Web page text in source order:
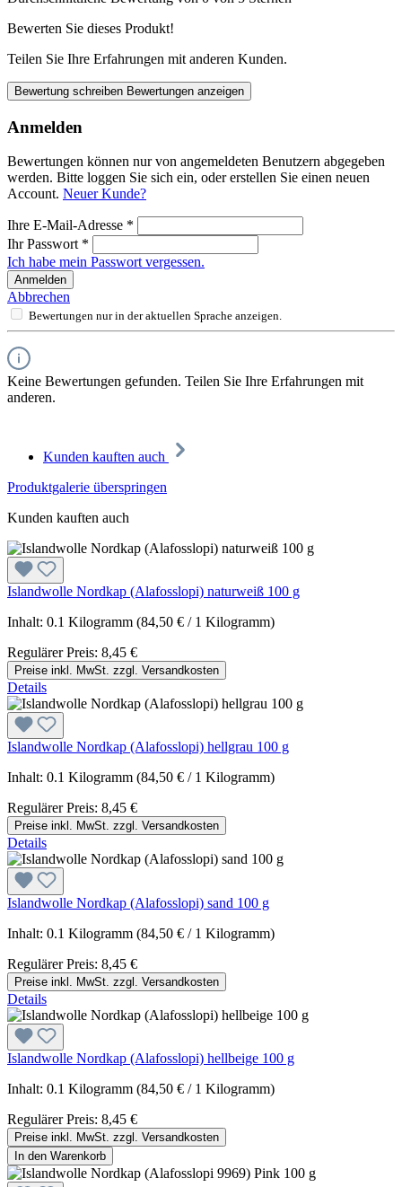
Bewerten Sie dieses Produkt!
Teilen Sie Ihre Erfahrungen mit anderen Kunden.
Bewertung schreiben Bewertungen anzeigen
Anmelden
Bewertungen können nur von angemeldeten Benutzern abgegeben
werden. Bitte loggen Sie sich ein, oder erstellen Sie einen neuen
Account. Neuer Kunde?
Ihre E-Mail-Adresse *
Ihr Passwort *
Ich habe mein Passwort vergessen.
Anmelden
Abbrechen
Bewertungen nur in der aktuellen Sprache anzeigen.
Keine Bewertungen gefunden. Teilen Sie Ihre Erfahrungen mit
anderen.
Kunden kauften auch
Produktgalerie überspringen
Kunden kauften auch
Islandwolle Nordkap (Alafosslopi) naturweiß 100 g
Inhalt: 0.1 Kilogramm (84,50 € / 1 Kilogramm)
Regulärer Preis: 8,45 €
Preise inkl. MwSt. zzgl. Versandkosten
Details
Islandwolle Nordkap (Alafosslopi) hellgrau 100 g
Inhalt: 0.1 Kilogramm (84,50 € / 1 Kilogramm)
Regulärer Preis: 8,45 €
Preise inkl. MwSt. zzgl. Versandkosten
Details
Islandwolle Nordkap (Alafosslopi) sand 100 g
Inhalt: 0.1 Kilogramm (84,50 € / 1 Kilogramm)
Regulärer Preis: 8,45 €
Preise inkl. MwSt. zzgl. Versandkosten
Details
Islandwolle Nordkap (Alafosslopi) hellbeige 100 g
Inhalt: 0.1 Kilogramm (84,50 € / 1 Kilogramm)
Regulärer Preis: 8,45 €
Preise inkl. MwSt. zzgl. Versandkosten
In den Warenkorb